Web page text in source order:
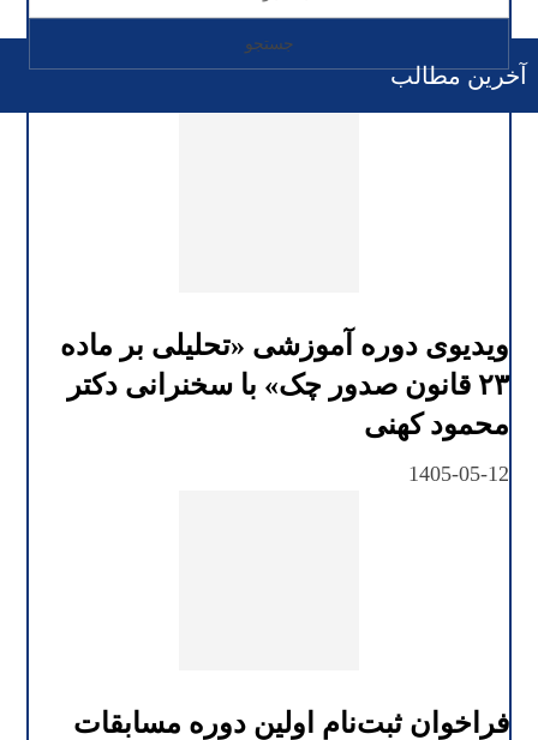
آخرین مطالب
ویدیوی دوره آموزشی «تحلیلی بر ماده
۲۳ قانون صدور چک» با سخنرانی دکتر
محمود کهنی
1405-05-12
فراخوان ثبت‌نام اولین دوره مسابقات